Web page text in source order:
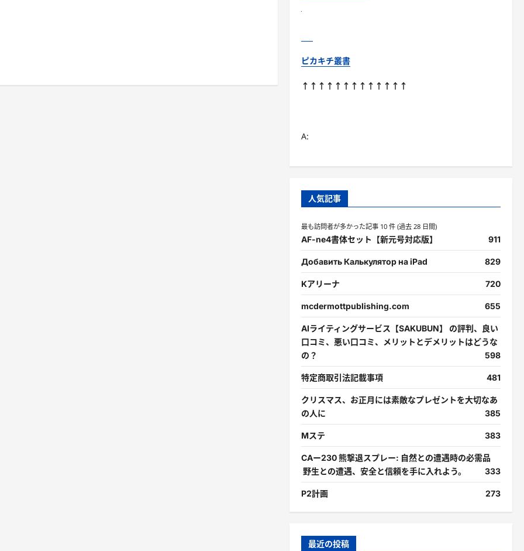
ピカキチ叢書
↑↑↑↑↑↑↑↑↑↑↑↑↑
A:
人気記事
最も訪問者が多かった記事 10 件 (過去 28 日間)
AF-ne4書体セット【新元号対応版】 911
Добавить Калькулятор на iPad 829
Kアリーナ 720
mcdermottpublishing.com 655
AIライティングサービス【SAKUBUN】 の評判、良い
口コミ、悪い口コミ、メリットとデメリットはどうな
の？
598
特定商取引法記載事項 481
クリスマス、お正月には素敵なプレゼントを大切なあ
の人に
385
Mステ 383
CAー230 熊撃退スプレー: 自然との遭遇時の必需品
野生との遭遇、安全と信頼を手に入れよう。
333
P2計画 273
最近の投稿